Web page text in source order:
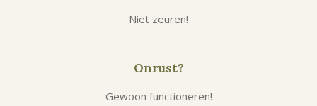
Niet zeuren!
Onrust?
Gewoon functioneren!